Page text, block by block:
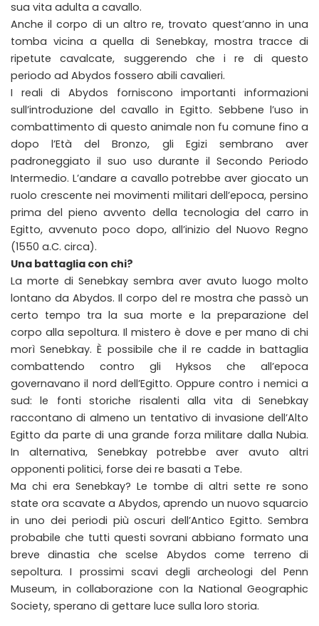
sua vita adulta a cavallo.
Anche il corpo di un altro re, trovato quest’anno in una
tomba vicina a quella di Senebkay, mostra tracce di
ripetute cavalcate, suggerendo che i re di questo
periodo ad Abydos fossero abili cavalieri.
I reali di Abydos forniscono importanti informazioni
sull’introduzione del cavallo in Egitto. Sebbene l’uso in
combattimento di questo animale non fu comune fino a
dopo l’Età del Bronzo, gli Egizi sembrano aver
padroneggiato il suo uso durante il Secondo Periodo
Intermedio. L’andare a cavallo potrebbe aver giocato un
ruolo crescente nei movimenti militari dell’epoca, persino
prima del pieno avvento della tecnologia del carro in
Egitto, avvenuto poco dopo, all’inizio del Nuovo Regno
(1550 a.C. circa).
Una battaglia con chi?
La morte di Senebkay sembra aver avuto luogo molto
lontano da Abydos. Il corpo del re mostra che passò un
certo tempo tra la sua morte e la preparazione del
corpo alla sepoltura. Il mistero è dove e per mano di chi
morì Senebkay. È possibile che il re cadde in battaglia
combattendo contro gli Hyksos che all’epoca
governavano il nord dell’Egitto. Oppure contro i nemici a
sud: le fonti storiche risalenti alla vita di Senebkay
raccontano di almeno un tentativo di invasione dell’Alto
Egitto da parte di una grande forza militare dalla Nubia.
In alternativa, Senebkay potrebbe aver avuto altri
opponenti politici, forse dei re basati a Tebe.
Ma chi era Senebkay? Le tombe di altri sette re sono
state ora scavate a Abydos, aprendo un nuovo squarcio
in uno dei periodi più oscuri dell’Antico Egitto. Sembra
probabile che tutti questi sovrani abbiano formato una
breve dinastia che scelse Abydos come terreno di
sepoltura. I prossimi scavi degli archeologi del Penn
Museum, in collaborazione con la National Geographic
Society, sperano di gettare luce sulla loro storia.